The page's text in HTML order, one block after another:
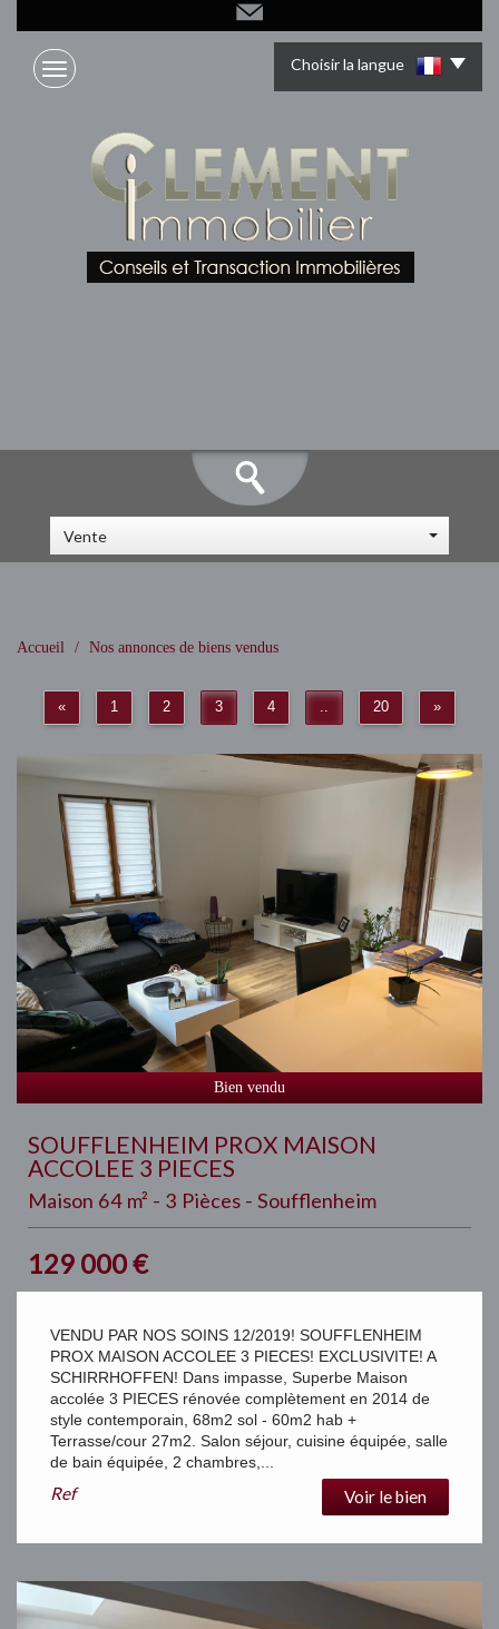
Choisir la langue
Vente
Accueil Nos annonces de biens vendus
« 1 2 3 4 .. 20 »
Bien vendu
SOUFFLENHEIM PROX MAISON
ACCOLEE 3 PIECES
Maison 64 m² - 3 Pièces - Soufflenheim
129 000€
VENDU PAR NOS SOINS 12/2019! SOUFFLENHEIM
PROX MAISON ACCOLEE 3 PIECES! EXCLUSIVITE! A
SCHIRRHOFFEN! Dans impasse, Superbe Maison
accolée 3 PIECES rénovée complètement en 2014 de
style contemporain, 68m2 sol - 60m2 hab +
Terrasse/cour 27m2. Salon séjour, cuisine équipée, salle
de bain équipée, 2 chambres,...
Ref Voir le bien